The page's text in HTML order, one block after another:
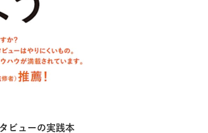
ビューの実践本